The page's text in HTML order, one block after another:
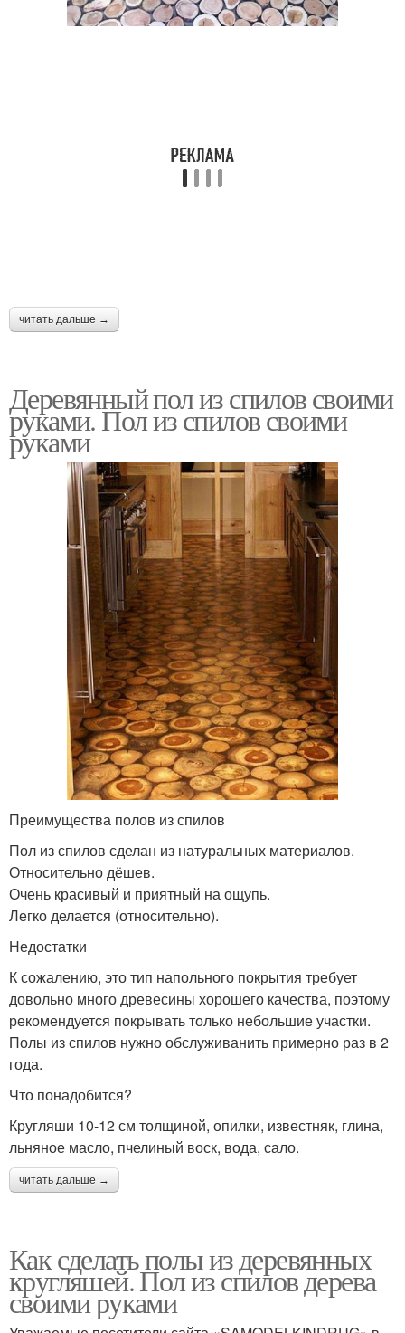
читать дальше →
Деревянный пол из спилов своими
руками. Пол из спилов своими
руками
Преимущества полов из спилов
Пол из спилов сделан из натуральных материалов.
Относительно дёшев.
Очень красивый и приятный на ощупь.
Легко делается (относительно).
Недостатки
К сожалению, это тип напольного покрытия требует
довольно много древесины хорошего качества, поэтому
рекомендуется покрывать только небольшие участки.
Полы из спилов нужно обслуживанить примерно раз в 2
года.
Что понадобится?
Кругляши 10-12 см толщиной, опилки, известняк, глина,
льняное масло, пчелиный воск, вода, сало.
читать дальше →
Как сделать полы из деревянных
кругляшей. Пол из спилов дерева
своими руками